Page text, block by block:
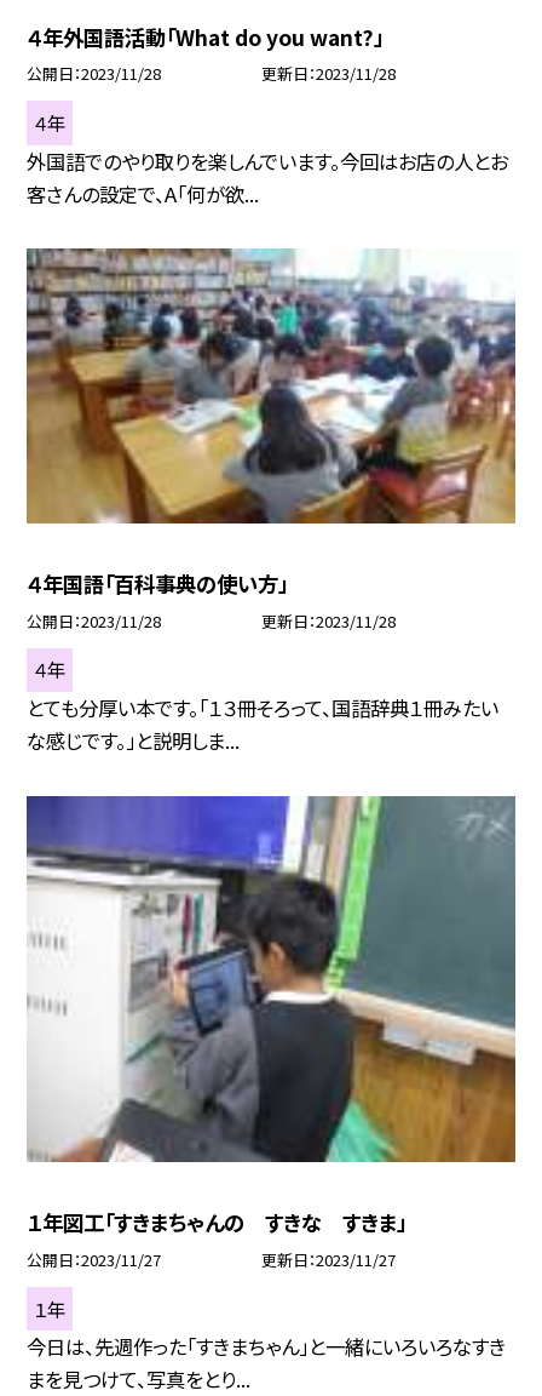
４年外国語活動「What do you want?」
公開日 2023/11/28 更新日 2023/11/28
４年
外国語でのやり取りを楽しんでいます。今回はお店の人とお
客さんの設定で、A「何が欲...
４年国語「百科事典の使い方」
公開日 2023/11/28 更新日 2023/11/28
４年
とても分厚い本です。「１３冊そろって、国語辞典１冊みたい
な感じです。」と説明しま...
１年図工「すきまちゃんの すきな すきま」
公開日 2023/11/27 更新日 2023/11/27
１年
今日は、先週作った「すきまちゃん」と一緒にいろいろなすき
まを見つけて、写真をとり...